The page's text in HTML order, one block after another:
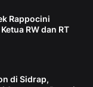
Rappocini
RW dan RT
di Sidrap,